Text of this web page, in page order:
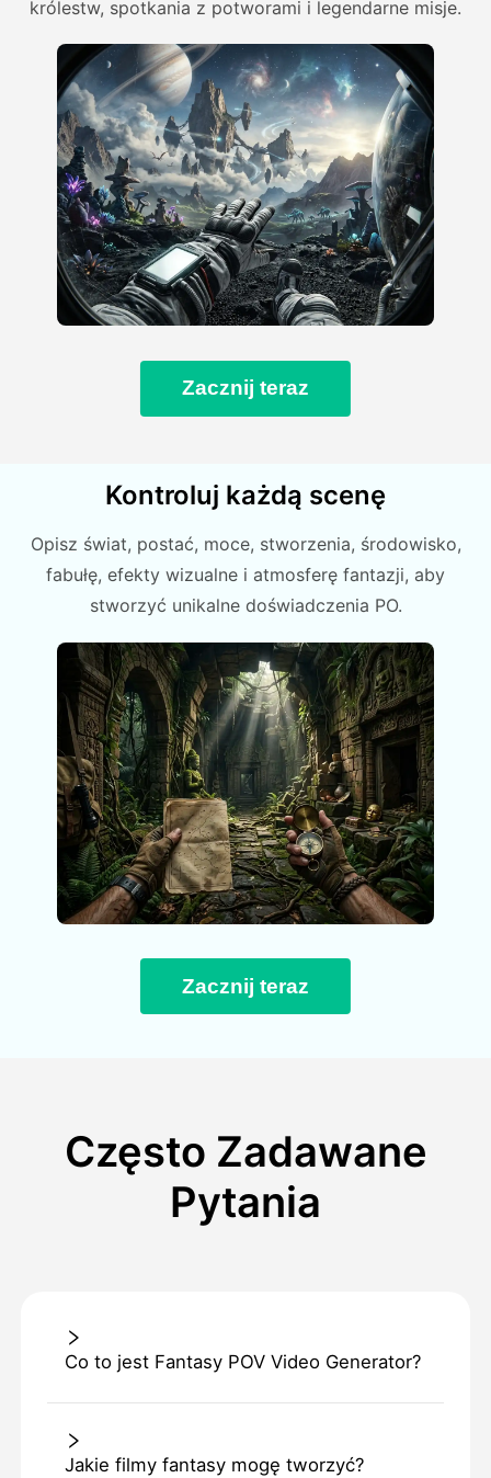
królestw, spotkania z potworami i legendarne misje.
Zacznij teraz
Kontroluj każdą scenę
Opisz świat, postać, moce, stworzenia, środowisko,
fabułę, efekty wizualne i atmosferę fantazji, aby
stworzyć unikalne doświadczenia PO.
Zacznij teraz
Często Zadawane
Pytania
Co to jest Fantasy POV Video Generator?
Jakie filmy fantasy mogę tworzyć?